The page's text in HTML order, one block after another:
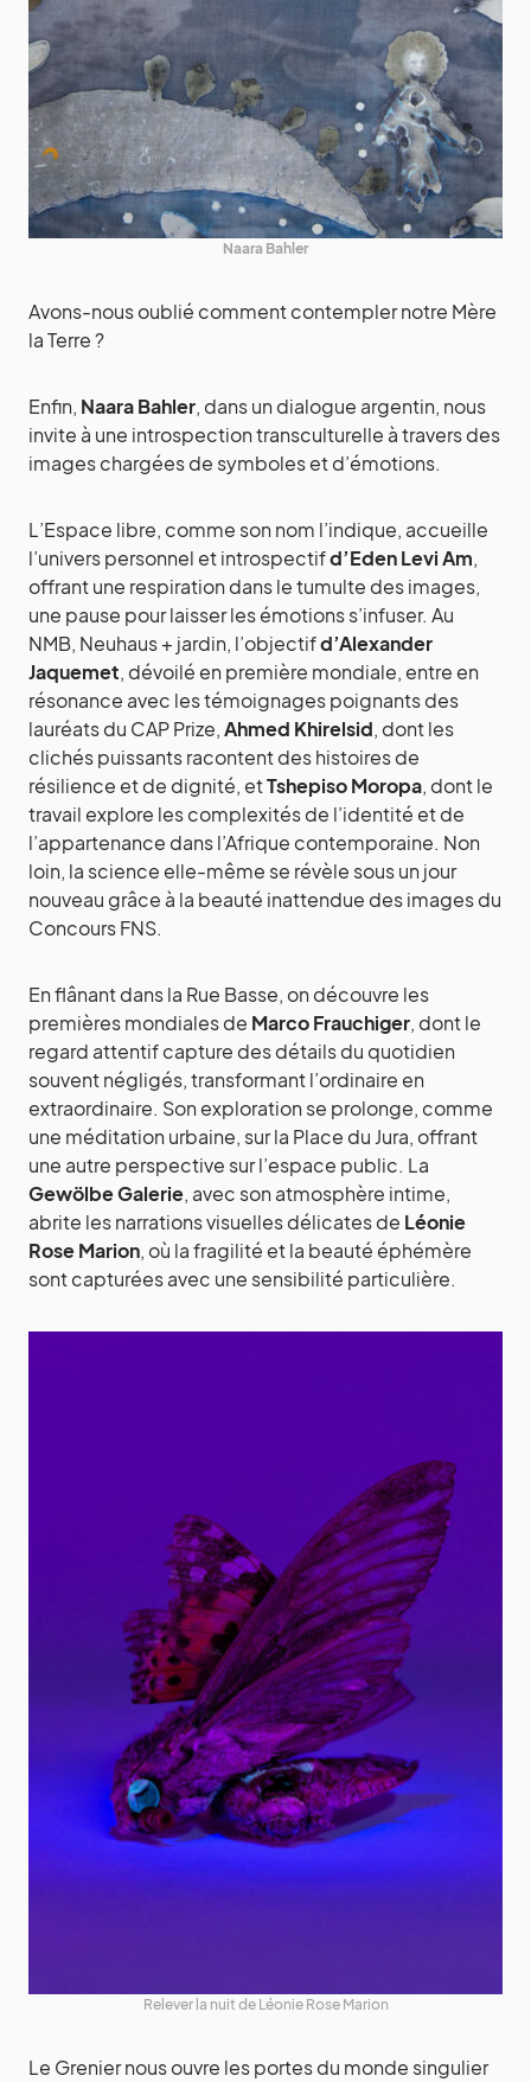
Naara Bahler
Avons-nous oublié comment contempler notre Mère
la Terre ?
Enfin, Naara Bahler, dans un dialogue argentin, nous
invite à une introspection transculturelle à travers des
images chargées de symboles et d’émotions.
L’Espace libre, comme son nom l’indique, accueille
l’univers personnel et introspectifd’Eden Levi Am,
offrant une respiration dans le tumulte des images,
une pause pour laisser les émotions s’infuser. Au
NMB, Neuhaus + jardin, l’objectifd’Alexander
Jaquemet, dévoilé en première mondiale, entre en
résonance avec les témoignages poignants des
lauréats du CAP Prize,Ahmed Khirelsid, dont les
clichés puissants racontent des histoires de
résilience et de dignité, etTshepiso Moropa, dont le
travail explore les complexités de l’identité et de
l’appartenance dans l’Afrique contemporaine. Non
loin, la science elle-même se révèle sous un jour
nouveau grâce à la beauté inattendue des images du
Concours FNS.
En flânant dans la Rue Basse, on découvre les
premières mondiales de Marco Frauchiger, dont le
regard attentif capture des détails du quotidien
souvent négligés, transformant l’ordinaire en
extraordinaire. Son exploration se prolonge, comme
une méditation urbaine, sur la Place du Jura, offrant
une autre perspective sur l’espace public. La
Gewölbe Galerie, avec son atmosphère intime,
abrite les narrations visuelles délicates de Léonie
Rose Marion, où la fragilité et la beauté éphémère
sont capturées avec une sensibilité particulière.
Relever la nuit de Léonie Rose Marion
Le Grenier nous ouvre les portes du monde singulier